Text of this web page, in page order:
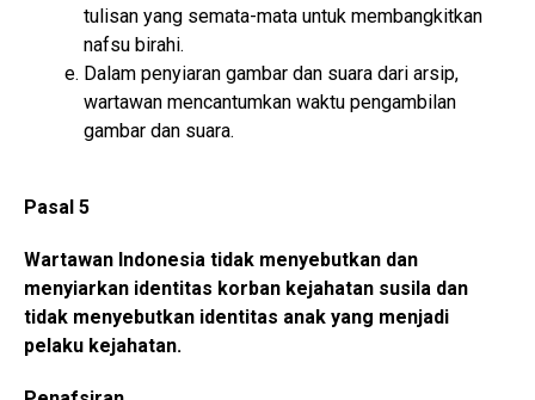
tulisan yang semata-mata untuk membangkitkan
nafsu birahi.
Dalam penyiaran gambar dan suara dari arsip,
wartawan mencantumkan waktu pengambilan
gambar dan suara.
Pasal 5
Wartawan Indonesia tidak menyebutkan dan
menyiarkan identitas korban kejahatan susila dan
tidak menyebutkan identitas anak yang menjadi
pelaku kejahatan.